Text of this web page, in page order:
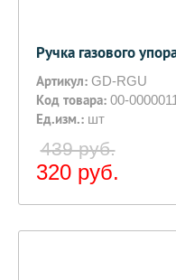
Ручка газового
Артикул: GD-RGU
Код товара: 00-
Ед.изм.: шт
439 руб.
320 руб.